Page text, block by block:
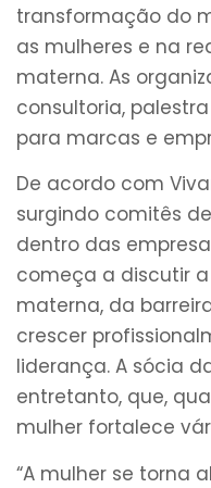
transformação do
as mulheres e na
materna. As
consultoria,
para marcas e
De acordo com
surgindo comitês
dentro das
começa a discutir
materna, da
crescer
liderança. A sócia
entretanto, que,
mulher fortalece
“A mulher se torna